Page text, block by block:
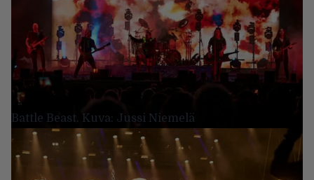
Battle Beast. Kuva: Jussi Niemelä